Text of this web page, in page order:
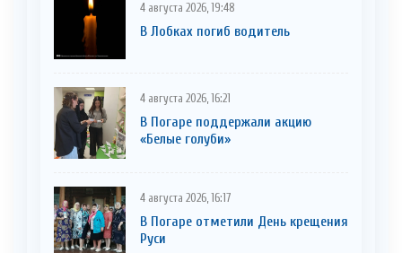
4 августа 2026, 19:48
В Лобках погиб водитель
4 августа 2026, 16:21
В Погаре поддержали акцию
«Белые голуби»
4 августа 2026, 16:17
В Погаре отметили День крещения
Руси